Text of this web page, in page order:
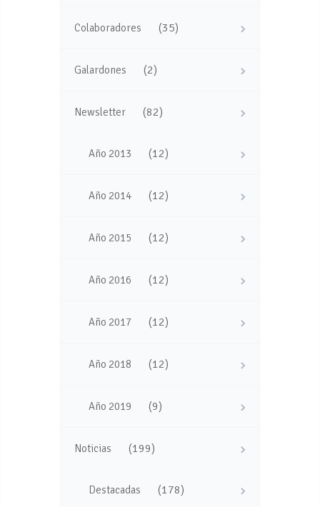
Colaboradores (35)
Galardones (2)
Newsletter (82)
Año 2013 (12)
Año 2014 (12)
Año 2015 (12)
Año 2016 (12)
Año 2017 (12)
Año 2018 (12)
Año 2019 (9)
Noticias (199)
Destacadas (178)